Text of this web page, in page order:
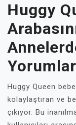
Huggy
Yorumlar
Huggy Queen
kolaylaştıran ve
çıkıyor. Bu